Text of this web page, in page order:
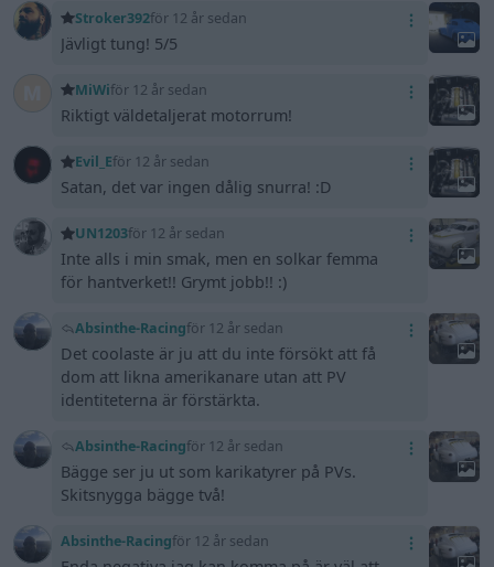
Stroker392för 12 år sedan
Jävligt tung! 5/5
MiWiför 12 år sedan
Riktigt väldetaljerat motorrum!
Evil_Eför 12 år sedan
Satan, det var ingen dålig snurra! :D
UN1203för 12 år sedan
Inte alls i min smak, men en solkar femma
för hantverket!! Grymt jobb!! :)
Absinthe-Racingför 12 år sedan
Det coolaste är ju att du inte försökt att få
dom att likna amerikanare utan att PV
identiteterna är förstärkta.
Absinthe-Racingför 12 år sedan
Bägge ser ju ut som karikatyrer på PVs.
Skitsnygga bägge två!
Absinthe-Racingför 12 år sedan